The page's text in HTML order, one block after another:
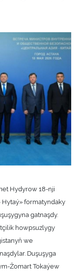
Hydyrow 18-nji
Hytaý» formatyndaky
gatnaşdy.
howpsuzlygy
we
Duşuşyga
Žomart Tokaýew